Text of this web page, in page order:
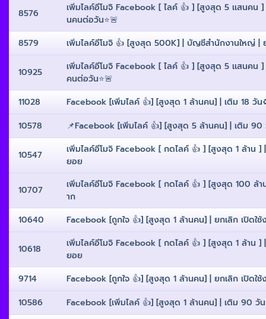
8576
เพิ่มไลค์อีโมจิ Facebook [ ไลค์ 👍 ] [สูงสุด 5 เเสนค
นคนต่อวัน⭐️🚨
8579
เพิ่มไลค์อีโมจิ 👍 [สูงสุด 500K] | บัญชีสำนักงานใหญ่ |
10925
เพิ่มไลค์อีโมจิ Facebook [ ไลค์ 👍 ] [สูงสุด 5 เเสนค
คนต่อวัน⭐️🚨
11028
Facebook [เพิ่มไลค์ 👍] [สูงสุด 1 ล้านคน] | เติม 18 วั
10578
📌Facebook [เพิ่มไลค์ 👍] [สูงสุด 5 ล้านคน] | เติม
10547
เพิ่มไลค์อีโมจิ Facebook [ กดไลค์ 👍 ] [สูงสุด 1 ล้าน ]
ยอย
10707
เพิ่มไลค์อีโมจิ Facebook [ กดไลค์ 👍 ] [สูงสุด 100 ล้า
าก
10640
Facebook [ถูกใจ 👍] [สูงสุด 1 ล้านคน] | ยกเลิก เปิดใ
10618
เพิ่มไลค์อีโมจิ Facebook [ กดไลค์ 👍 ] [สูงสุด 1 ล้าน ]
ยอย
9714
Facebook [ถูกใจ 👍] [สูงสุด 1 ล้านคน] | ยกเลิก เปิดใ
10586
Facebook [เพิ่มไลค์ 👍] [สูงสุด 1 ล้านคน] | เติม 90 วั